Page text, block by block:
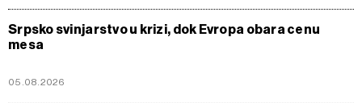
Srpsko svinjarstvo u krizi, dok Evropa obara cenu
mesa
05.08.2026